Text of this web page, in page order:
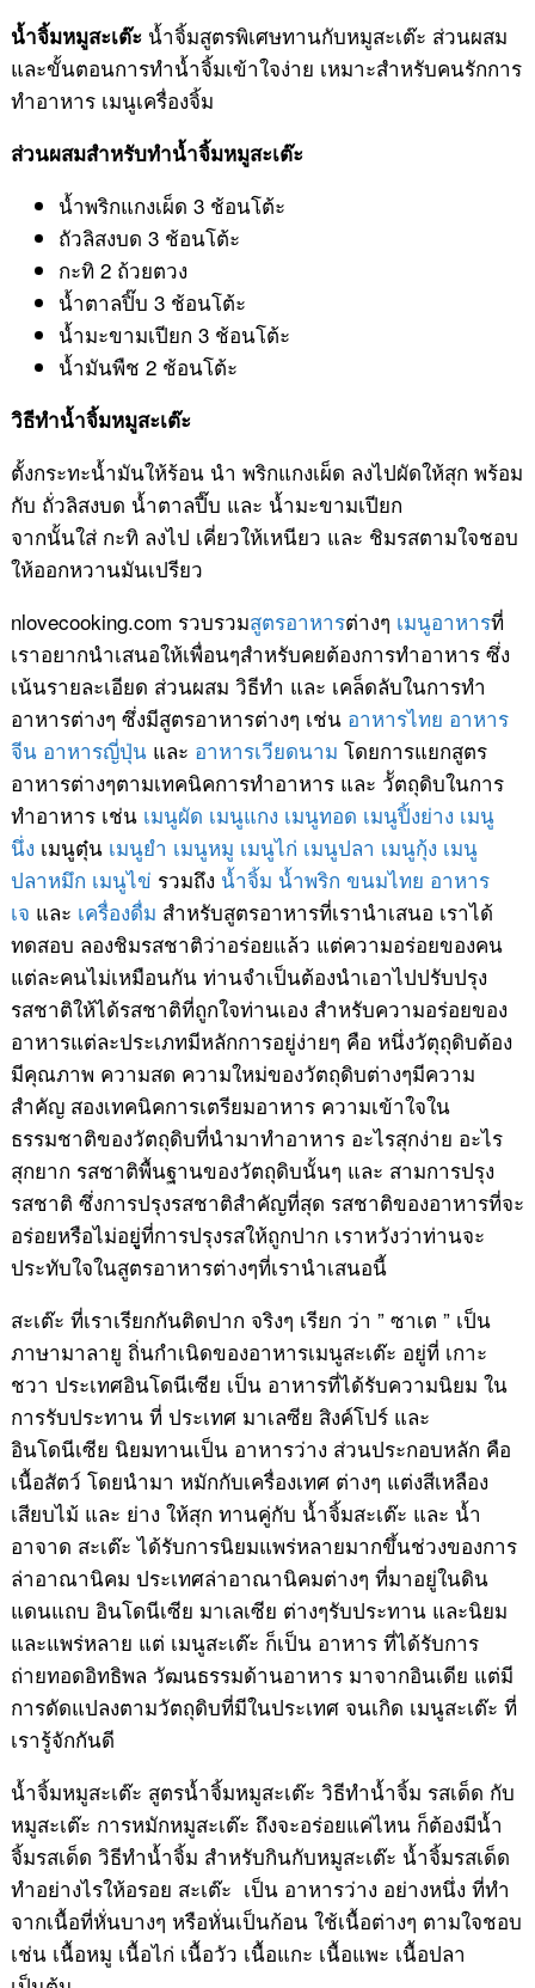
น้ำจิ้มหมูสะเต๊ะน้ำจิ้มสูตรพิเศษทานกับหมูสะเต๊ะ ส่วนผสม
และขั้นตอนการทำน้ำจิ้มเข้าใจง่าย เหมาะสำหรับคนรักการ
ทำอาหาร เมนูเครื่องจิ้ม
ส่วนผสมสำหรับทำน้ำจิ้มหมูสะเต๊ะ
น้ำพริกแกงเผ็ด 3 ช้อนโต้ะ
ถัวลิสงบด 3 ช้อนโต้ะ
กะทิ 2 ถ้วยตวง
น้ำตาลปิ๊บ 3 ช้อนโต้ะ
น้ำมะขามเปียก 3 ช้อนโต้ะ
น้ำมันพืช 2 ช้อนโต้ะ
วิธีทำน้ำจิ้มหมูสะเต๊ะ
ตั้งกระทะน้ำมันให้ร้อน นำ พริกแกงเผ็ด ลงไปผัดให้สุก พร้อม
กับ ถั่วลิสงบด น้ำตาลปี๊บ และ น้ำมะขามเปียก
จากนั้นใส่ กะทิ ลงไป เคี่ยวให้เหนียว และ ชิมรสตามใจชอบ
ให้ออกหวานมันเปรียว
nlovecooking.com รวบรวมสูตรอาหารต่างๆ เมนูอาหารที่
เราอยากนำเสนอให้เพื่อนๆสำหรับคยต้องการทำอาหาร ซึ่ง
เน้นรายละเอียด ส่วนผสม วิธีทำ และ เคล็ดลับในการทำ
อาหารต่างๆ ซึ่งมีสูตรอาหารต่างๆ เช่น อาหารไทย อาหาร
จีน อาหารญี่ปุ่นและ อาหารเวียดนาม โดยการแยกสูตร
อาหารต่างๆตามเทคนิคการทำอาหาร และ วััตถุดิบในการ
ทำอาหาร เช่น เมนูผัด เมนูแกง เมนูทอด เมนูปิ้งย่าง เมนู
นึ่ง เมนูตุ๋น เมนูยำ เมนูหมู เมนูไก่ เมนูปลา เมนูกุ้ง เมนู
ปลาหมึก เมนูไข่ รวมถึง น้ำจิ้ม น้ำพริก ขนมไทย อาหาร
เจ และ เครื่องดื่ม สำหรับสูตรอาหารที่เรานำเสนอ เราได้
ทดสอบ ลองชิมรสชาติว่าอร่อยแล้ว แต่ความอร่อยของคน
แต่ละคนไม่เหมือนกัน ท่านจำเป็นต้องนำเอาไปปรับปรุง
รสชาติให้ได้รสชาติที่ถูกใจท่านเอง สำหรับความอร่อยของ
อาหารแต่ละประเภทมีหลักการอยู่ง่ายๆ คือ หนึ่งวัตุถุดิบต้อง
มีคุณภาพ ความสด ความใหม่ของวัตถุดิบต่างๆมีความ
สำคัญ สองเทคนิคการเตรียมอาหาร ความเข้าใจใน
ธรรมชาติของวัตถุดิบที่นำมาทำอาหาร อะไรสุกง่าย อะไร
สุกยาก รสชาติพื้นฐานของวัตถุดิบนั้นๆ และ สามการปรุง
รสชาติ ซึ่งการปรุงรสชาติสำคัญที่สุด รสชาติของอาหารที่จะ
อร่อยหรือไม่อยูู่ที่การปรุงรสให้ถูกปาก เราหวังว่าท่านจะ
ประทับใจในสูตรอาหารต่างๆที่เรานำเสนอนี้
สะเต๊ะ ที่เราเรียกกันติดปาก จริงๆ เรียก ว่า ” ซาเต ” เป็น
ภาษามาลายู ถิ่นกำเนิดของอาหารเมนูสะเต๊ะ อยู่ที่ เกาะ
ชวา ประเทศอินโดนีเซีย เป็น อาหารที่ได้รับความนิยม ใน
การรับประทาน ที่ ประเทศ มาเลซีย สิงค์โปร์ และ
อินโดนีเซีย นิยมทานเป็น อาหารว่าง ส่วนประกอบหลัก คือ
เนื้อสัตว์ โดยนำมา หมักกับเครื่องเทศ ต่างๆ แต่งสีเหลือง
เสียบไม้ และ ย่าง ให้สุก ทานคู่กับ น้ำจิ้มสะเต๊ะ และ น้ำ
อาจาด สะเต๊ะ ได้รับการนิยมแพร่หลายมากขึ้นช่วงของการ
ล่าอาณานิคม ประเทศล่าอาณานิคมต่างๆ ที่มาอยู่ในดิน
แดนแถบ อินโดนีเซีย มาเลเซีย ต่างๆรับประทาน และนิยม
และแพร่หลาย แต่ เมนูสะเต๊ะ ก็เป็น อาหาร ที่ได้รับการ
ถ่ายทอดอิทธิพล วัฒนธรรมด้านอาหาร มาจากอินเดีย แต่มี
การดัดแปลงตามวัตถุดิบที่มีในประเทศ จนเกิด เมนูสะเต๊ะ ที่
เรารู้จักกันดี
น้ำจิ้มหมูสะเต๊ะ สูตรน้ำจิ้มหมูสะเต๊ะ วิธีทำน้ำจิ้ม รสเด็ด กับ
หมูสะเต๊ะ การหมักหมูสะเต๊ะ ถึงจะอร่อยแค่ไหน ก็ต้องมีน้ำ
จิ้มรสเด็ด วิธีทำน้ำจิ้ม สำหรับกินกับหมูสะเต๊ะ น้ำจิ้มรสเด็ด
ทำอย่างไรให้อรอย สะเต๊ะ เป็น อาหารว่าง อย่างหนึ่ง ที่ทำ
จากเนื้อที่หั่นบางๆ หรือหั่นเป็นก้อน ใช้เนื้อต่างๆ ตามใจชอบ
เช่น เนื้อหมู เนื้อไก่ เนื้อวัว เนื้อแกะ เนื้อแพะ เนื้อปลา